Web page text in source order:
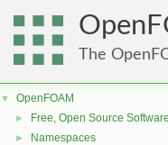
The
▼ OpenFOAM
► Free, Open Source
► Namespaces